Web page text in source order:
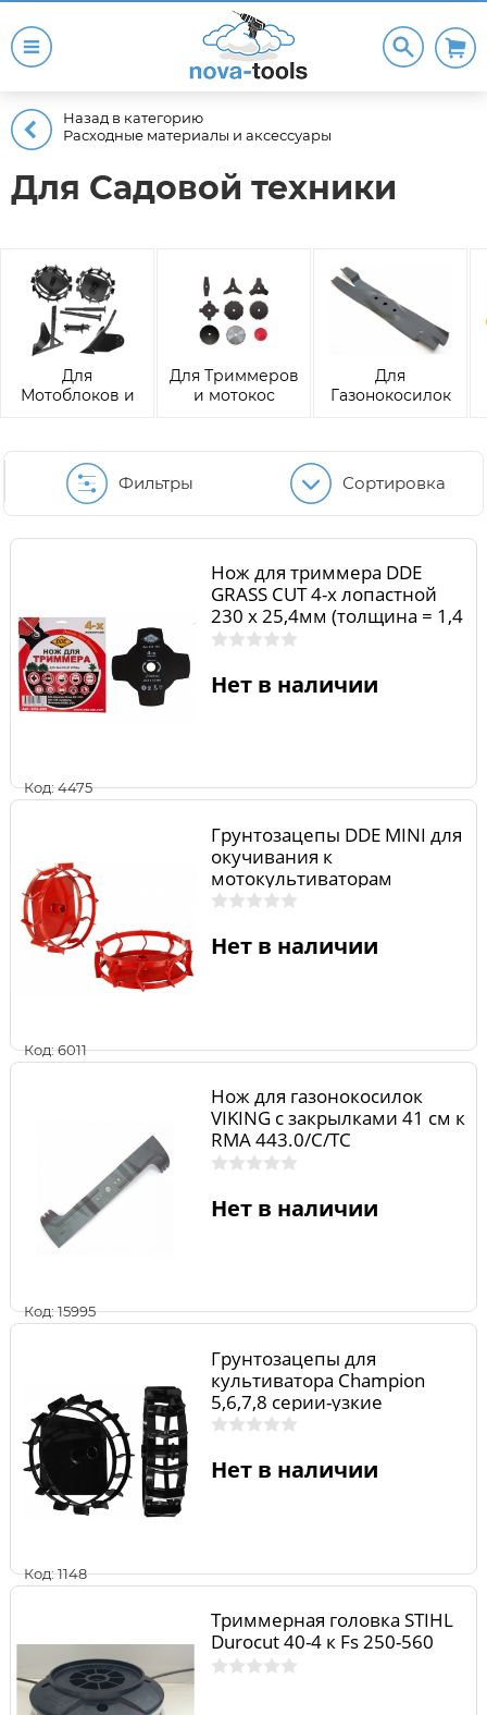
Назад в категорию
Расходные материалы и аксессуары
Для Садовой техники
Для
Мотоблоков и
Для Триммеров
и мотокос
Для
Газонокосилок
Фильтры Сортировка
Код: 4475
Нож для триммера DDE
GRASS CUT 4-х лопастной
230 х 25,4мм (толщина = 1,4
мм)
Нет в наличии
Код: 6011
Грунтозацепы DDE MINI для
окучивания к
мотокультиваторам
Мустанг-2/3
Нет в наличии
Код: 15995
Нож для газонокосилок
VIKING с закрылками 41 см к
RMA 443.0/C/TC
63387020130
Нет в наличии
Код: 1148
Грунтозацепы для
культиватора Champion
5,6,7,8 серии-узкие
Нет в наличии
Триммерная головка STIHL
Durocut 40-4 к Fs 250-560